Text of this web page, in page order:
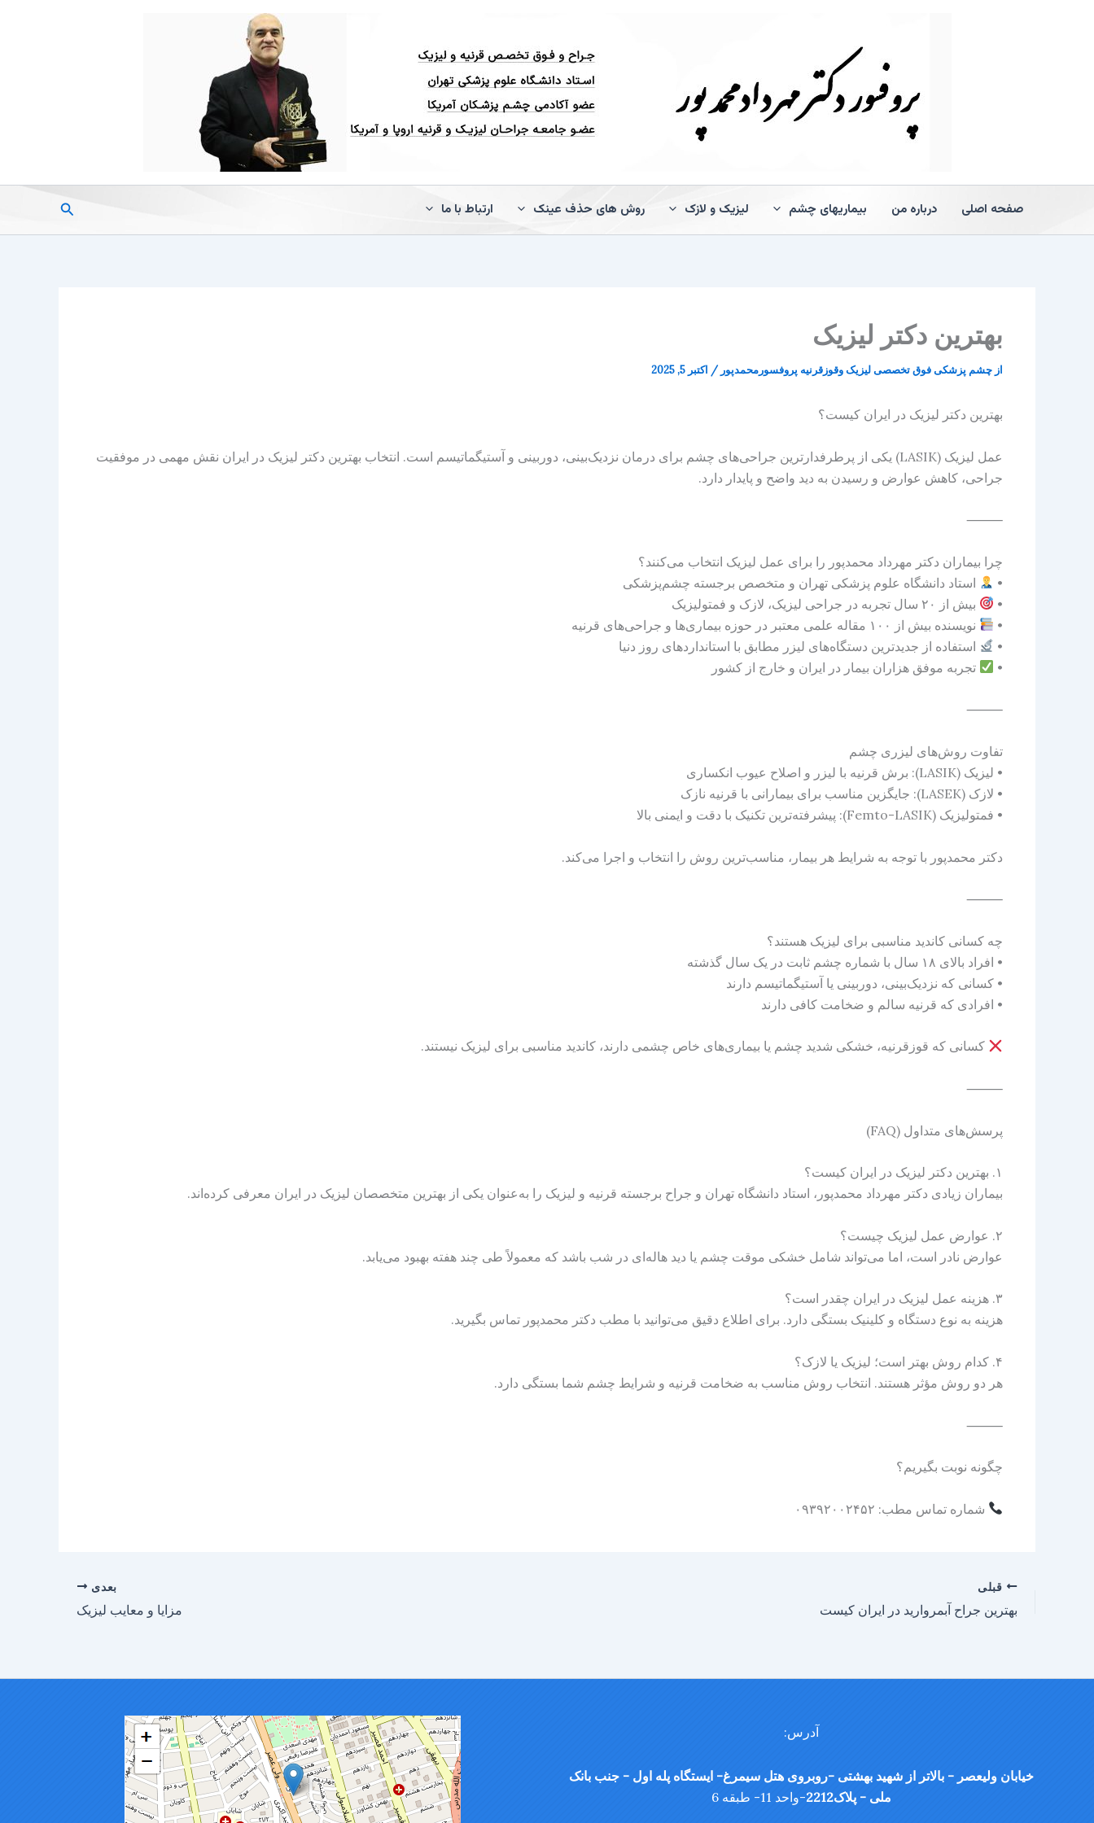
صفحه اصلی درباره من بیماریهای چشم لیزیک و لازک روش های حذف عینک ارتباط با ما جستجو
بهترین دکتر لیزیک
از چشم پزشکی فوق تخصصی لیزیک وقوزقرنیه پروفسورمحمدپور / اکتبر 5, 2025
بهترین دکتر لیزیک در ایران کیست؟
عمل لیزیک (LASIK) یکی از پرطرفدارترین جراحی‌های چشم برای درمان نزدیک‌بینی، دوربینی و آستیگماتیسم است. انتخاب بهترین دکتر لیزیک در ایران نقش مهمی در موفقیت
جراحی، کاهش عوارض و رسیدن به دید واضح و پایدار دارد.
⸻
چرا بیماران دکتر مهرداد محمدپور را برای عمل لیزیک انتخاب می‌کنند؟
•
استاد دانشگاه علوم پزشکی تهران و متخصص برجسته چشم‌پزشکی
•
بیش از ۲۰ سال تجربه در جراحی لیزیک، لازک و فمتولیزیک
•
نویسنده بیش از ۱۰۰ مقاله علمی معتبر در حوزه بیماری‌ها و جراحی‌های قرنیه
•
استفاده از جدیدترین دستگاه‌های لیزر مطابق با استانداردهای روز دنیا
•
تجربه موفق هزاران بیمار در ایران و خارج از کشور
⸻
تفاوت روش‌های لیزری چشم
• لیزیک (LASIK): برش قرنیه با لیزر و اصلاح عیوب انکساری
• لازک (LASEK): جایگزین مناسب برای بیمارانی با قرنیه نازک
• فمتولیزیک (Femto-LASIK): پیشرفته‌ترین تکنیک با دقت و ایمنی بالا
دکتر محمدپور با توجه به شرایط هر بیمار، مناسب‌ترین روش را انتخاب و اجرا می‌کند.
⸻
چه کسانی کاندید مناسبی برای لیزیک هستند؟
• افراد بالای ۱۸ سال با شماره چشم ثابت در یک سال گذشته
• کسانی که نزدیک‌بینی، دوربینی یا آستیگماتیسم دارند
• افرادی که قرنیه سالم و ضخامت کافی دارند
کسانی که قوزقرنیه، خشکی شدید چشم یا بیماری‌های خاص چشمی دارند، کاندید مناسبی برای لیزیک نیستند.
⸻
پرسش‌های متداول (FAQ)
۱. بهترین دکتر لیزیک در ایران کیست؟
بیماران زیادی دکتر مهرداد محمدپور، استاد دانشگاه تهران و جراح برجسته قرنیه و لیزیک را به‌عنوان یکی از بهترین متخصصان لیزیک در ایران معرفی کرده‌اند.
۲. عوارض عمل لیزیک چیست؟
عوارض نادر است، اما می‌تواند شامل خشکی موقت چشم یا دید هاله‌ای در شب باشد که معمولاً طی چند هفته بهبود می‌یابد.
۳. هزینه عمل لیزیک در ایران چقدر است؟
هزینه به نوع دستگاه و کلینیک بستگی دارد. برای اطلاع دقیق می‌توانید با مطب دکتر محمدپور تماس بگیرید.
۴. کدام روش بهتر است؛ لیزیک یا لازک؟
هر دو روش مؤثر هستند. انتخاب روش مناسب به ضخامت قرنیه و شرایط چشم شما بستگی دارد.
⸻
چگونه نوبت بگیریم؟
شماره تماس مطب: ۰۹۳۹۲۰۰۲۴۵۲
قبلی
بهترین جراح آبمروارید در ایران کیست
بعدی
مزایا و معایب لیزیک
آدرس:
خیابان ولیعصر - بالاتر از شهید بهشتی -روبروی هتل سیمرغ- ایستگاه پله اول - جنب بانک
ملی - پلاک2212
-واحد 11- طبقه 6